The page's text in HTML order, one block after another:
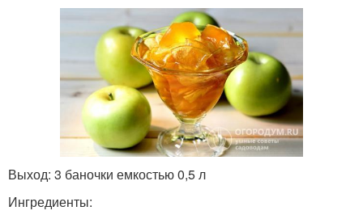
Выход: 3 баночки емкостью 0,5 л
Ингредиенты: